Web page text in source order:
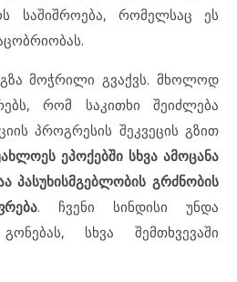
საშიშროება, რომელსაც ეს
მოჭრილი გვაქვს. მხოლოდ
რომ საკითხი შეიძლება
პროგრესის შეკვეცის გზით
ეპოქებში სხვა ამოცანა
პასუხისმგებლობის გრძნობის
. ჩვენი სინდისი უნდა
სხვა შემთხვევაში